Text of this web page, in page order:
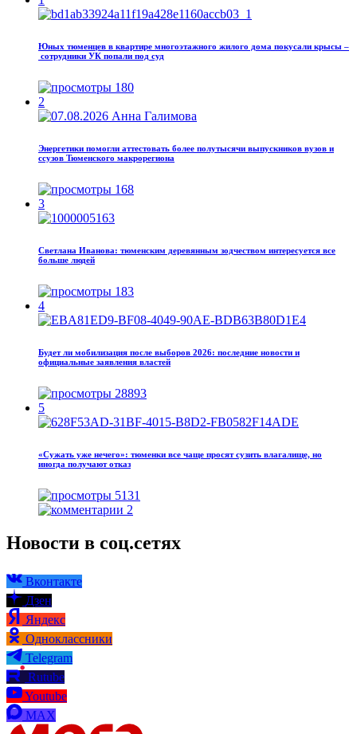
Юных тюменцев в квартире многоэтажного жилого дома покусали крысы –
сотрудники УК попали под суд
180
2
Энергетики помогли аттестовать более полутысячи выпускников вузов и
ссузов Тюменского макрорегиона
168
3
Светлана Иванова: тюменским деревянным зодчеством интересуется все
больше людей
183
4
Будет ли мобилизация после выборов 2026: последние новости и
официальные заявления властей
28893
5
«Сужать уже нечего»: тюменки все чаще просят сузить влагалище, но
иногда получают отказ
5131
2
Новости в соц.сетях
Вконтакте
Дзен
Яндекс
Одноклассники
Telegram
Rutube
Youtube
MAX